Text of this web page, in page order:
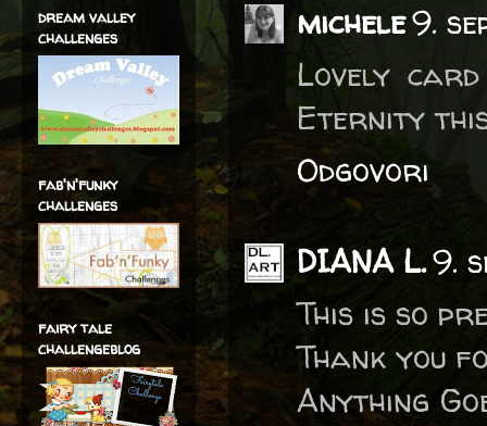
michele9.
Lovely
Eternity this
Odgovori
DIANA L.9.
This is so
Thank you
Anything
dream valley
challenges
fab'n'funky
challenges
fairy tale
challengeblog